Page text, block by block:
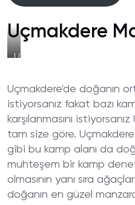
Uçmakdere
Uçmakdere
Çadır
Alanı
Uçmakdere'de doğanın
istiyorsanız fakat bazı
karşılanmasını
tam size göre.
gibi bu kamp alanı da
muhteşem bir kamp
olmasının yanı sıra
doğanın en güzel